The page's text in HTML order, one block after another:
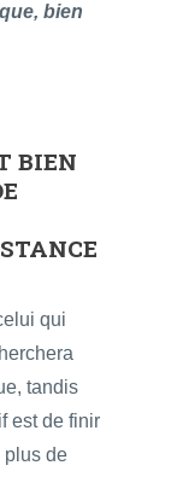
bien
BIEN
qui
tandis
est de finir
plus de